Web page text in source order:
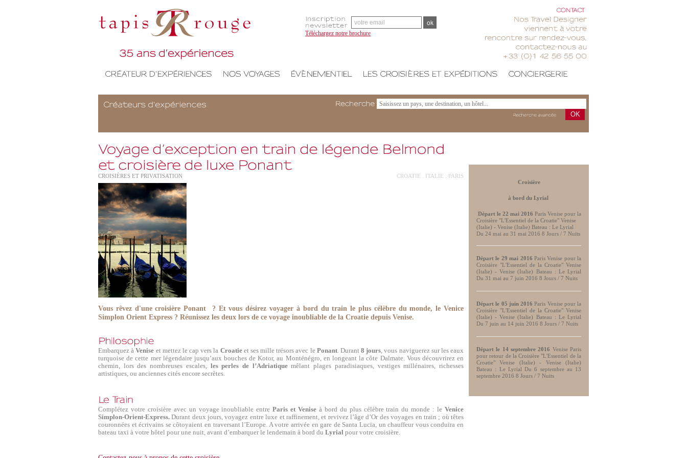
Téléchargez notre brochure
OK
CROISIÈRES ET PRIVATISATION CROATIE . ITALIE . PARIS
Vous rêvez d'une croisière Ponant ? Et vous désirezvoyager à bord du train le plus célèbre du monde, le Venice
Simplon Orient Express ? Réunissez les deux lors de ce voyage inoubliable de la Croatie depuis Venise.
Embarquez àVenise et mettez le cap vers la Croatieet ses mille trésors avec le Ponant. Durant8 jours, vous naviguerez sur les eaux
turquoise de cette mer légendaire jusqu’aux bouches de Kotor, au Monténégro, en longeant la côte Dalmate. Vous découvrirez en
chemin, lors des nombreuses escales, les perles de l’Adriatiquemêlant plages paradisiaques, vestiges millénaires, richesses
artistiques, ou anciennes cités encore secrètes.
Complétez votre croisière avec un voyage inoubliable entreParis et Venise à bord du plus célèbre train du monde : leVenice
Simplon-Orient-Express. Durant deux jours, voyagez entre luxe et raffinement, et revivez l’âge d’Or des voyages en train ; où têtes
couronnées et écrivains se côtoyaient en traversant l’Europe. A votre arrivée en gare de Santa Lucia, un chauffeur vous conduira en
bateau taxi à votre hôtel pour une nuit, avant d’embarquer le lendemain à bord du Lyrial pour votre croisière.
Croisière
à bord du Lyrial
Départ le 22 mai 2016 Paris Venise pour la
Croisière "L'Essentiel de la Croatie" Venise
(Italie) - Venise (Italie) Bateau : Le Lyrial
Du 24 mai au 31 mai 2016 8 Jours / 7 Nuits
Départ le 29 mai 2016 Paris Venise pour la
Croisière "L'Essentiel de la Croatie" Venise
(Italie) - Venise (Italie) Bateau : Le Lyrial
Du 31 mai au 7 juin 2016 8 Jours / 7 Nuits
Départ le 05 juin 2016 Paris Venise pour la
Croisière "L'Essentiel de la Croatie" Venise
(Italie) - Venise (Italie) Bateau : Le Lyrial
Du 7 juin au 14 juin 2016 8 Jours / 7 Nuits
Départ le 14 septembre 2016 Venise Paris
pour retour de la Croisière "L'Essentiel de la
Croatie" Venise (Italie) - Venise (Italie)
Bateau : Le Lyrial Du 6 septembre au 13
septembre 2016 8 Jours / 7 Nuits